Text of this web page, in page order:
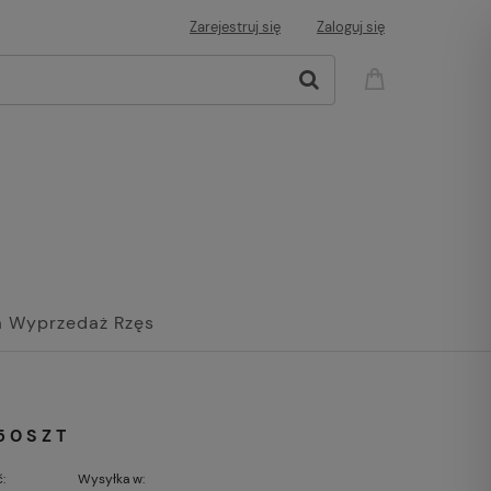
Zarejestruj się Zaloguj się
Wyprzedaż Rzęs
Wysyłka w: